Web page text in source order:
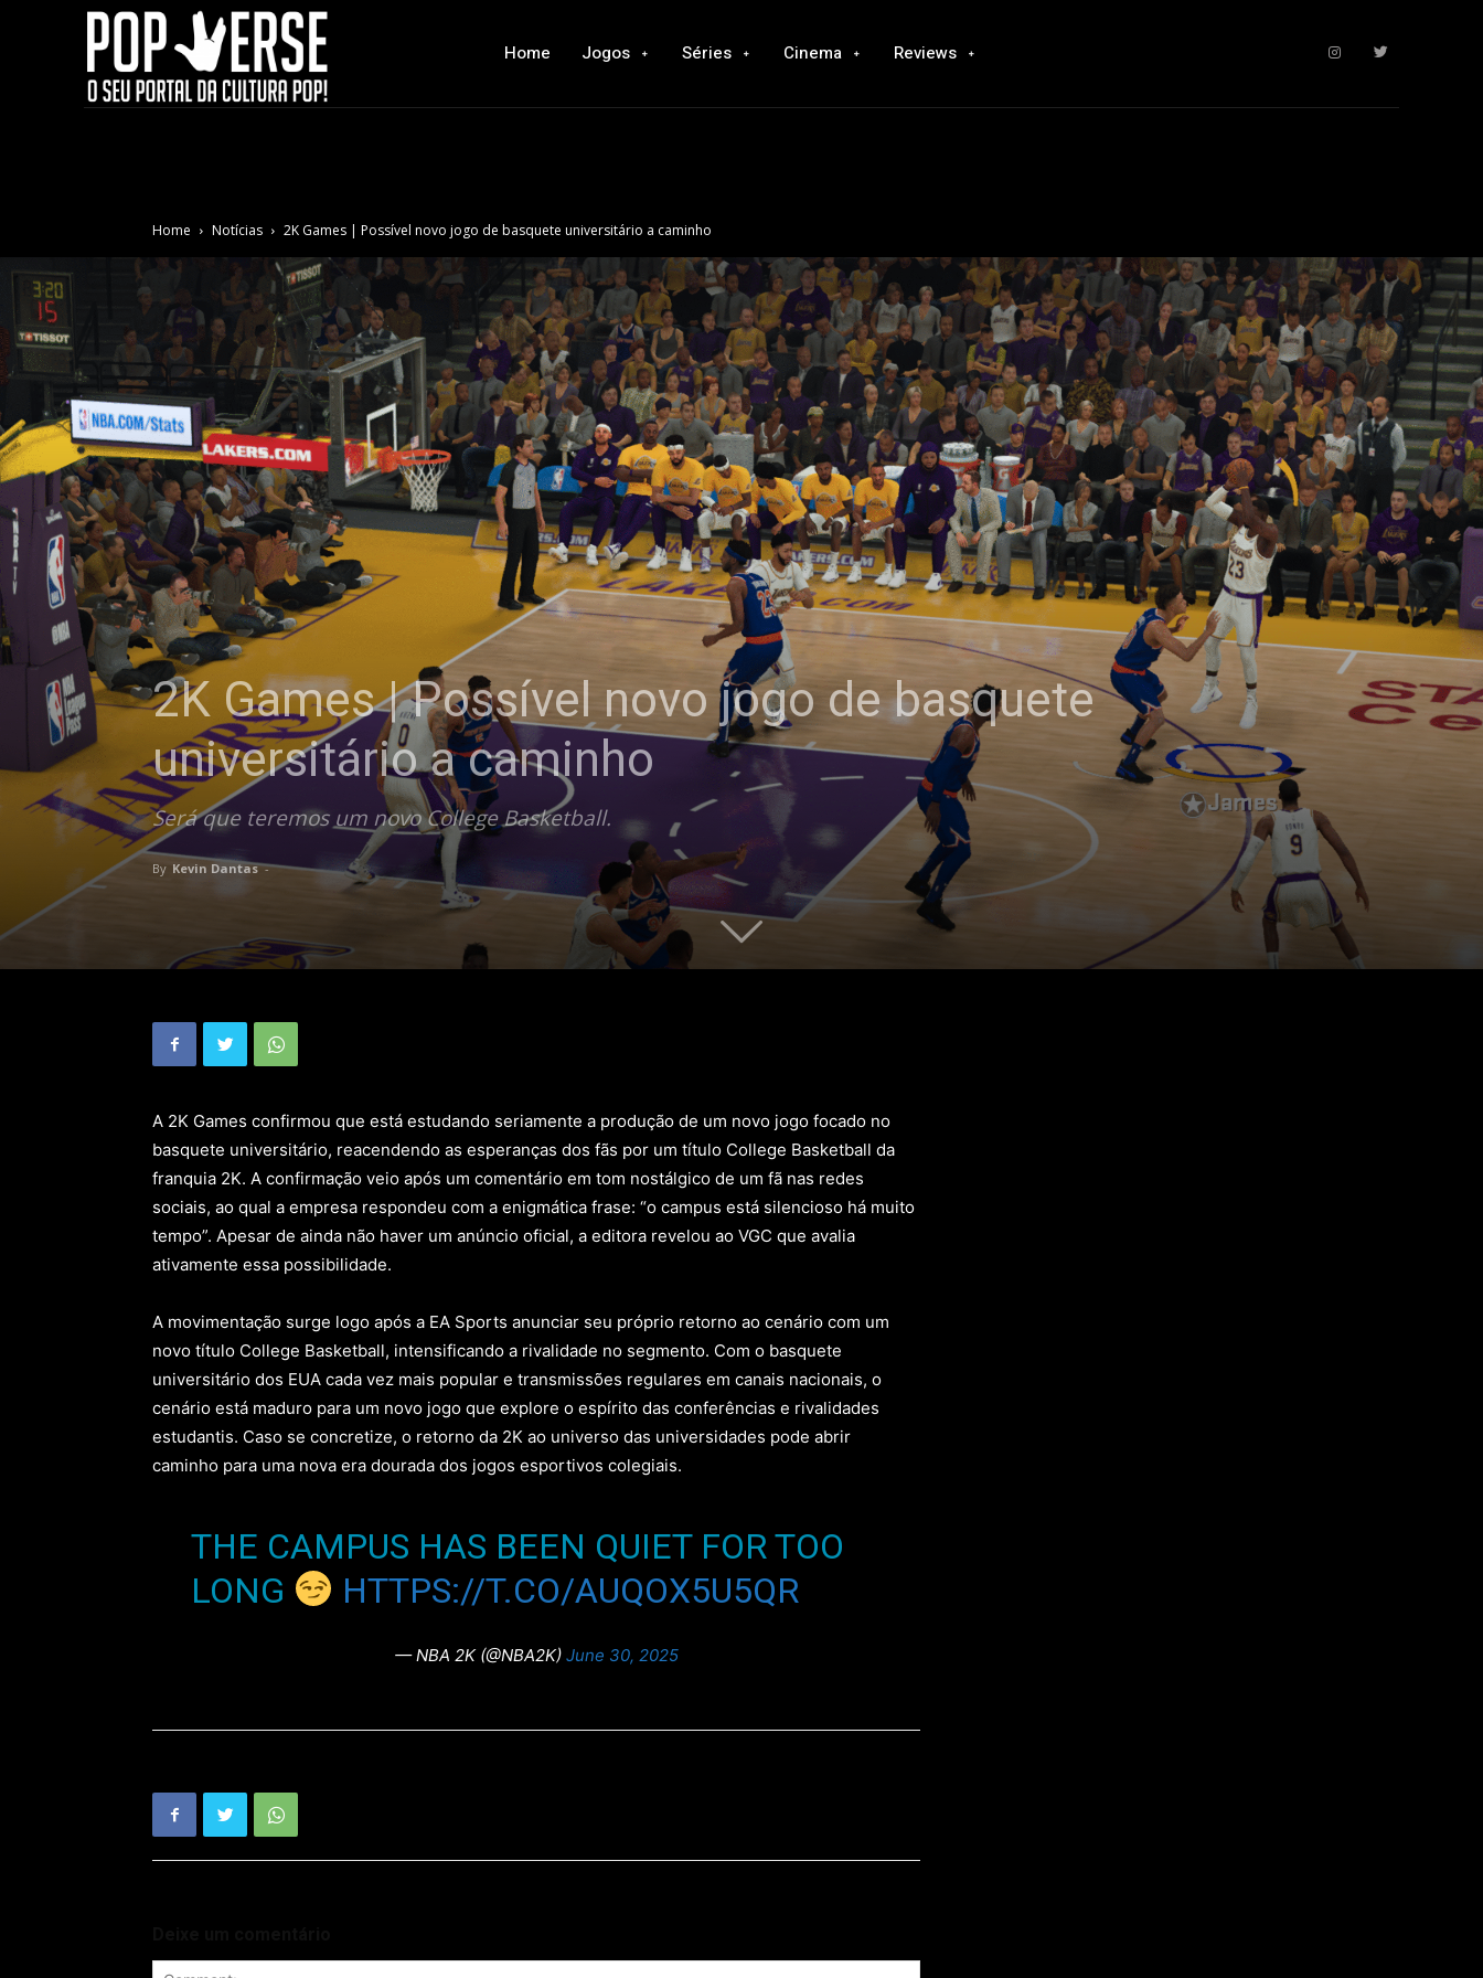
Home Jogos Séries Cinema Reviews
Home Notícias 2K Games | Possível novo jogo de basquete universitário a caminho
2K Games | Possível novo jogo de basquete
universitário a caminho
Será que teremos um novo College Basketball.
By Kevin Dantas -
A 2K Games confirmou que está estudando seriamente a produção de um novo jogo focado no
basquete universitário, reacendendo as esperanças dos fãs por um título College Basketball da
franquia 2K. A confirmação veio após um comentário em tom nostálgico de um fã nas redes
sociais, ao qual a empresa respondeu com a enigmática frase: “o campus está silencioso há muito
tempo”. Apesar de ainda não haver um anúncio oficial, a editora revelou ao VGC que avalia
ativamente essa possibilidade.
A movimentação surge logo após a EA Sports anunciar seu próprio retorno ao cenário com um
novo título College Basketball, intensificando a rivalidade no segmento. Com o basquete
universitário dos EUA cada vez mais popular e transmissões regulares em canais nacionais, o
cenário está maduro para um novo jogo que explore o espírito das conferências e rivalidades
estudantis. Caso se concretize, o retorno da 2K ao universo das universidades pode abrir
caminho para uma nova era dourada dos jogos esportivos colegiais.
THE CAMPUS HAS BEEN QUIET FOR TOO
LONG
HTTPS://T.CO/AUQOX5U5QR
— NBA 2K (@NBA2K) June 30, 2025